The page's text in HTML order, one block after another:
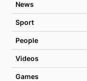
News
Sport
People
Videos
Games